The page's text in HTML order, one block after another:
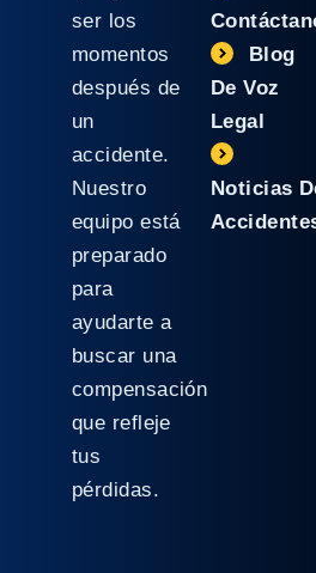
ser los
momentos
después de
un
accidente.
Nuestro
equipo está
preparado
para
ayudarte a
buscar una
compensación
que refleje
tus
pérdidas.
Blog
De Voz
Legal
Noticias